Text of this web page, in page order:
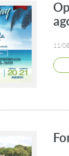
11/